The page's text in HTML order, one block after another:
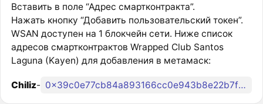
Вставить в поле “Адрес смартконтракта”.
Нажать кнопку “Добавить пользовательский токен”.
WSAN доступен на 1 блокчейн сети. Ниже список
адресов смартконтрактов Wrapped Club Santos
Laguna (Kayen) для добавления в метамаск:
Chiliz- 0x39c0e77cb84a893166cc0e943b8e22b7f56dc9f5